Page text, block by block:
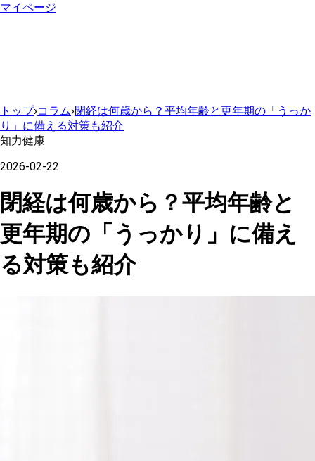
マイページ
トップ›コラム›閉経は何歳から？平均年齢と更年期の「うっか
り」に備える対策も紹介
知力健康
2026-02-22
閉経は何歳から？平均年齢と
更年期の「うっかり」に備え
る対策も紹介